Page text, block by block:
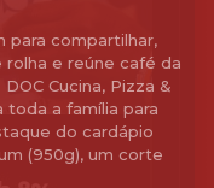
para compartilhar,
e reúne café da
toda a família para
do cardápio
(950g), um corte